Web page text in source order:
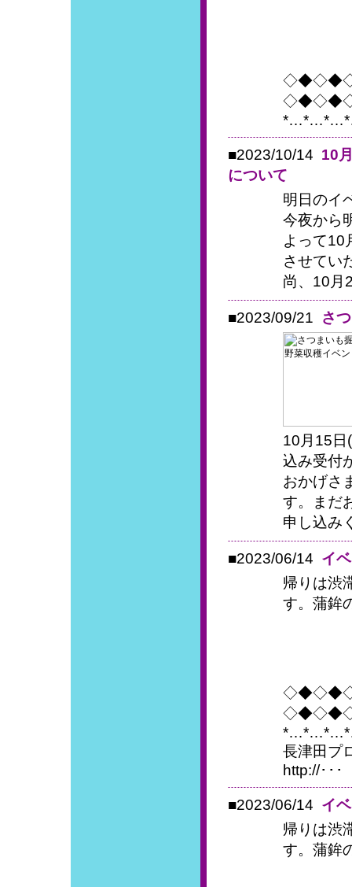
■2023/10/14 10
について
明日のイ
今夜から
よって10
させてい
尚、10月
■2023/09/21 さ
10月15日
込み受付
おかげさ
す。まだ
申し込み
■2023/06/14 イ
帰りは渋
す。蒲鉾
長津田プ
http://･･･
■2023/06/14 イ
帰りは渋
す。蒲鉾